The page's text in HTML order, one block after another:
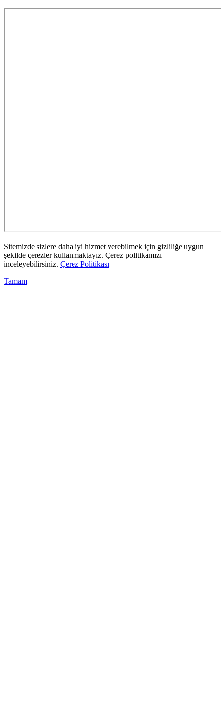
Sitemizde sizlere daha iyi hizmet verebilmek için gizliliğe uygun
şekilde çerezler kullanmaktayız. Çerez politikamızı
inceleyebilirsiniz. Çerez Politikası
Tamam